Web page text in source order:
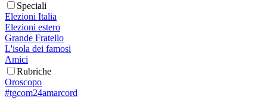
Speciali
Elezioni Italia
Elezioni estero
Grande Fratello
L'isola dei famosi
Amici
Rubriche
Oroscopo
#tgcom24amarcord